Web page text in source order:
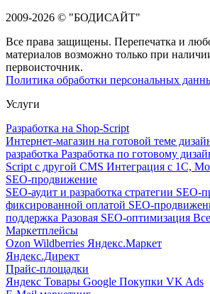
2009-2026 © "БОДИСАЙТ"
Все права защищены. Перепечатка и
материалов возможно только при
первоисточник.
Политика обработки персональных
Услуги
Разработка на Shop-Script
Интернет-магазин на готовой теме
разработка Разработка по готовому
Script с другой CMS Интеграция с 1С,
SEO-продвижение
SEO-аудит и разработка стратегии SEO-
фиксированной оплатой SEO-
поддержка Разовая SEO-оптимизация
Маркетплейсы
Ozon Wildberries Яндекс.Маркет
Яндекс.Директ
Прайс-площадки
Яндекс Товары Google Покупки VK Ads